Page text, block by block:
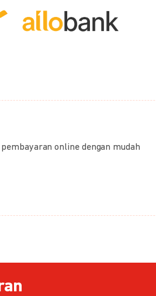
online dengan mudah